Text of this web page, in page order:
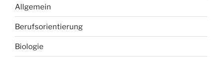
Allgemein
Berufsorientierung
Biologie